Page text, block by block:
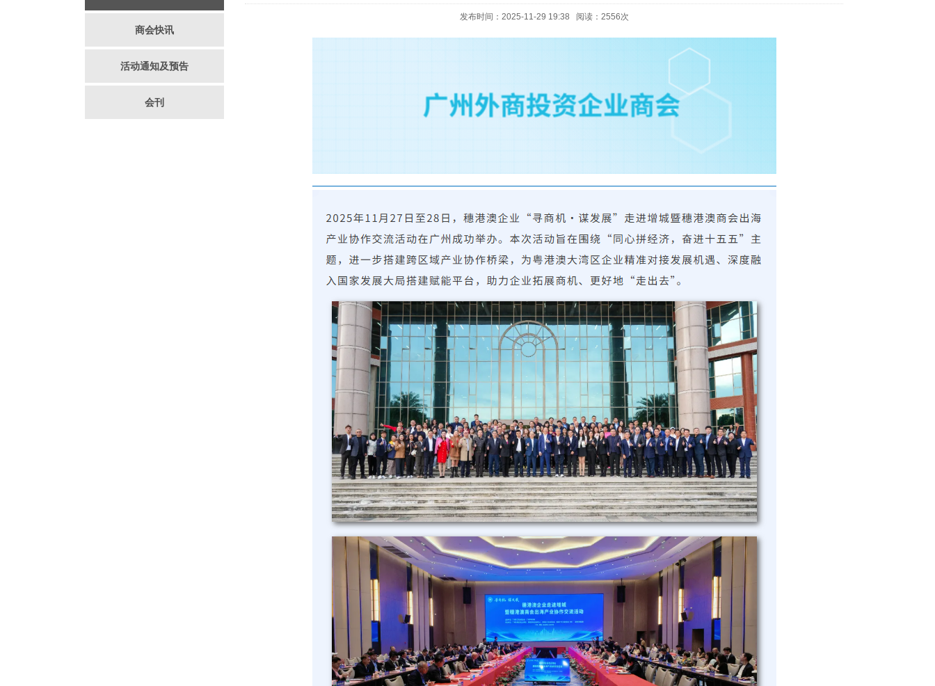
商会快讯
活动通知及预告
会刊
发布时间：2025-11-29 19:38 阅读：2556次